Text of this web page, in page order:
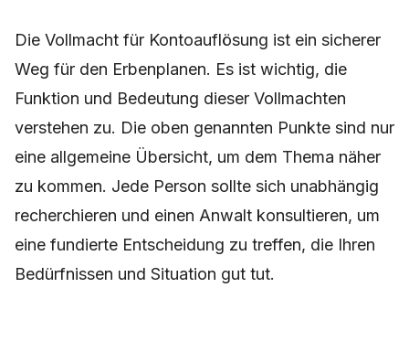
Die Vollmacht für Kontoauflösung ist ein sicherer
Weg für den Erbenplanen. Es ist wichtig, die
Funktion und Bedeutung dieser Vollmachten
verstehen zu. Die oben genannten Punkte sind nur
eine allgemeine Übersicht, um dem Thema näher
zu kommen. Jede Person sollte sich unabhängig
recherchieren und einen Anwalt konsultieren, um
eine fundierte Entscheidung zu treffen, die Ihren
Bedürfnissen und Situation gut tut.